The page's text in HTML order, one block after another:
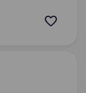
картон)